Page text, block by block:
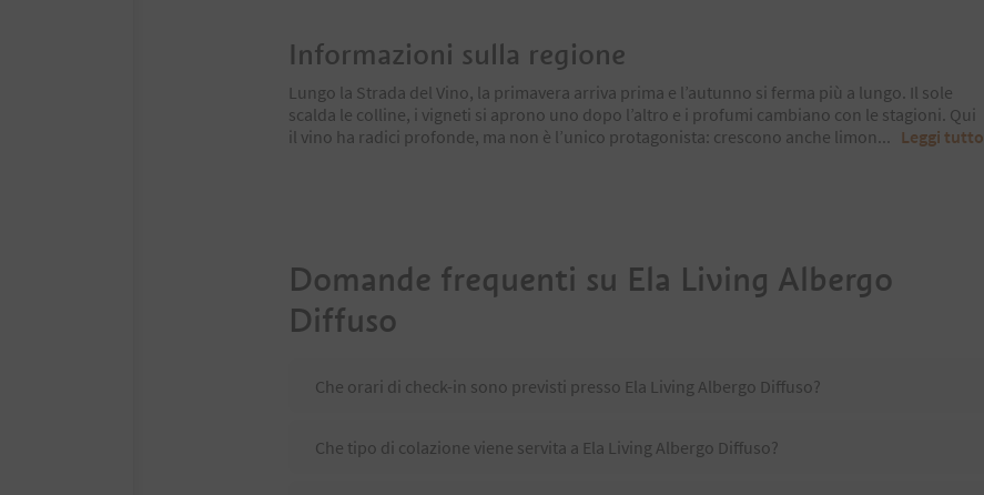
Informazioni sulla regione
Lungo la Strada del Vino, la primavera arriva prima e l’autunno si ferma più a lungo. Il sole
scalda le colline, i vigneti si aprono uno dopo l’altro e i profumi cambiano con le stagioni. Qui
il vino ha radici profonde, ma non è l’unico protagonista: crescono anche limon... Leggi tutto
Domande frequenti su Ela Living Albergo
Diffuso
Che orari di check-in sono previsti presso Ela Living Albergo Diffuso?
Che tipo di colazione viene servita a Ela Living Albergo Diffuso?